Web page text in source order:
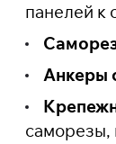
панелей к
Анкеры